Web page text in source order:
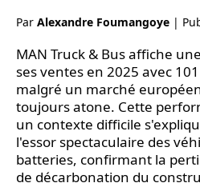
Par Alexandre Foumangoye |
MAN Truck & Bus affiche
ses ventes en 2025 avec
malgré un marché
toujours atone. Cette
un contexte difficile
l'essor spectaculaire des
batteries, confirmant la
de décarbonation du